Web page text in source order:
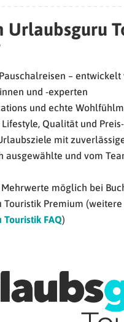
Urlaubsguru
– entwickelt
und -experten
und echte
Lifestyle, Qualität und
mit
ausgewählte und vom
Mehrwerte möglich bei
Touristik Premium
FAQ)